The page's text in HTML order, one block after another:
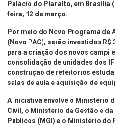
Palácio do Planalto, em Brasília
feira, 12 de março.
Por meio do Novo Programa de
(Novo PAC), serão investidos R$
para a criação dos novos campi e
consolidação de unidades dos
construção de refeitórios
salas de aula e aquisição de
A iniciativa envolve o Ministério
Civil, o Ministério da Gestão e
Públicos (MGI) e o Ministério do